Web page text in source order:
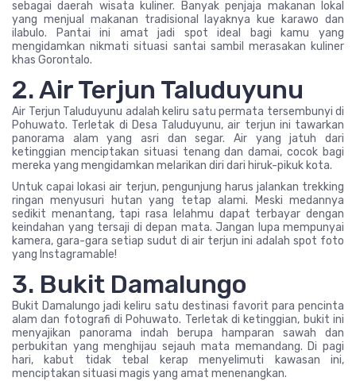
sebagai daerah wisata kuliner. Banyak penjaja makanan lokal
yang menjual makanan tradisional layaknya kue karawo dan
ilabulo. Pantai ini amat jadi spot ideal bagi kamu yang
mengidamkan nikmati situasi santai sambil merasakan kuliner
khas Gorontalo.
2. Air Terjun Taluduyunu
Air Terjun Taluduyunu adalah keliru satu permata tersembunyi di
Pohuwato. Terletak di Desa Taluduyunu, air terjun ini tawarkan
panorama alam yang asri dan segar. Air yang jatuh dari
ketinggian menciptakan situasi tenang dan damai, cocok bagi
mereka yang mengidamkan melarikan diri dari hiruk-pikuk kota.
Untuk capai lokasi air terjun, pengunjung harus jalankan trekking
ringan menyusuri hutan yang tetap alami. Meski medannya
sedikit menantang, tapi rasa lelahmu dapat terbayar dengan
keindahan yang tersaji di depan mata. Jangan lupa mempunyai
kamera, gara-gara setiap sudut di air terjun ini adalah spot foto
yang Instagramable!
3. Bukit Damalungo
Bukit Damalungo jadi keliru satu destinasi favorit para pencinta
alam dan fotografi di Pohuwato. Terletak di ketinggian, bukit ini
menyajikan panorama indah berupa hamparan sawah dan
perbukitan yang menghijau sejauh mata memandang. Di pagi
hari, kabut tidak tebal kerap menyelimuti kawasan ini,
menciptakan situasi magis yang amat menenangkan.